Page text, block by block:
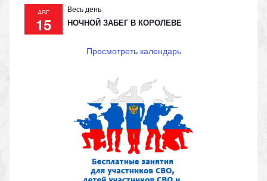
АВГ
15
Весь день
НОЧНОЙ ЗАБЕГ В КОРОЛЕВЕ
Просмотреть календарь